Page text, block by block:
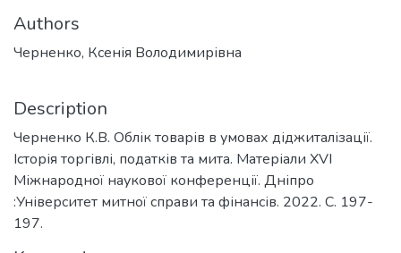
Authors
Черненко, Ксенія Володимирівна
Description
Черненко К.В. Облік товарів в умовах діджиталізації.
Історія торгівлі, податків та мита. Матеріали XVI
Міжнародної наукової конференції. Дніпро
:Університет митної справи та фінансів. 2022. С. 197-
197.